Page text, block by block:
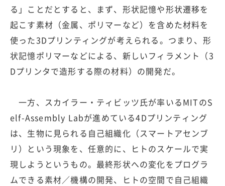
る」ことだとすると、まず、形状記憶や形状遷移を
起こす素材（金属、ポリマーなど）を含めた材料を
使った3Dプリンティングが考えられる。つまり、形
状記憶ポリマーなどによる、新しいフィラメント（3
Dプリンタで造形する際の材料）の開発だ。
一方、スカイラー・ティビッツ氏が率いるMITのS
elf-Assembly Labが進めている4Dプリンティング
は、生物に見られる自己組織化（スマートアセンブ
リ）という現象を、任意的に、ヒトのスケールで実
現しようというもの。最終形状への変化をプログラ
ムできる素材／機構の開発、ヒトの空間で自己組織